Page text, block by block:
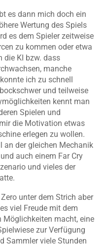
es dann mich doch ein
Wertung des Spiels
es dem Spieler zeitweise
zu kommen oder etwa
die KI bzw. dass
manche
ich zu schnell
und teilweise
kennt man
Spielen und
die Motivation etwas
erlegen zu wollen.
an der gleichen Mechanik
auch einem Far Cry
und vieles der
unter dem Strich aber
viel Freude mit dem
Möglichkeiten macht, eine
zur Verfügung
Sammler viele Stunden